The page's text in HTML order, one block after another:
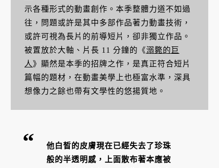
示各種形式的動畫創作。本季整體力道不如過
往，問題或許是其中多部作品著力動畫技術，
或許可視為長片的前導短片，卻非獨立作品。
被置放於大軸、片長 11 分鐘的《溺斃的巨
人 》顯然是本季的招牌之作，是真正符合短片
篇幅的題材，在動畫美學上也極富水準，深具
想像力之餘也帶有文學性的悠揚質地。
他白皙的皮膚現在已經失去了珍珠
般的半透明感，上面散布著本應被